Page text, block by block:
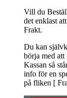
Vill du
det enklast
Frakt.
Du kan
börja med
Kassan så
info för en
på fliken [